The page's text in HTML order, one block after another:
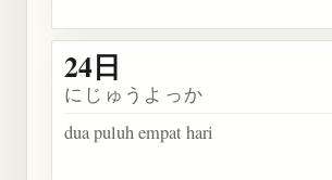
24日
にじゅうよっか
dua puluh empat hari